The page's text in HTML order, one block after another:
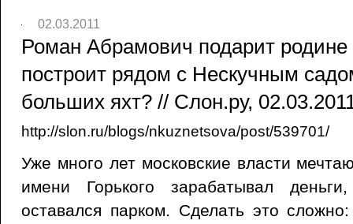
02.03.2011
Роман Абрамович подарит родине
построит рядом с Нескучным
больших яхт? // Слон.ру,
http://slon.ru/blogs/nkuznetsova/post/539701/
Уже много лет московские власти
имени Горького зарабатывал
оставался парком. Сделать это